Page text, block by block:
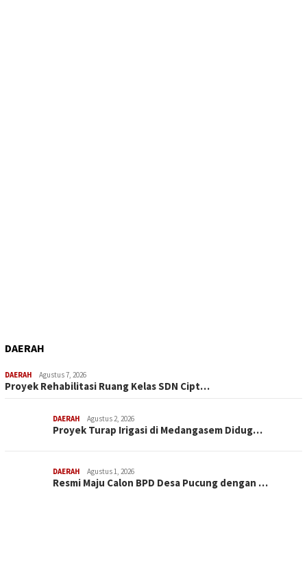
DAERAH
DAERAH Agustus 7, 2026
Proyek Rehabilitasi Ruang Kelas SDN Cipt…
DAERAH Agustus 2, 2026
Proyek Turap Irigasi di Medangasem Didug…
DAERAH Agustus 1, 2026
Resmi Maju Calon BPD Desa Pucung dengan …